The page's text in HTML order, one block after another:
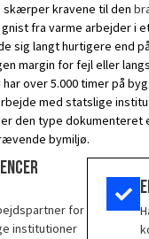
skærper kravene til den
gnist fra varme arbejder i
sig langt hurtigere end
margin for fejl eller
over 5.000 timer på
med statslige
er den type dokumenteret
bymiljø.
for
institutioner